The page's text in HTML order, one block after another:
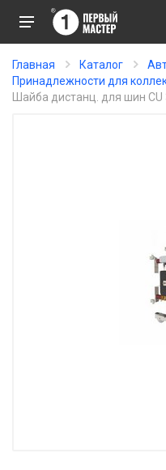
Главная Каталог
Принадлежности для
Шайба дистанц. для шин CU